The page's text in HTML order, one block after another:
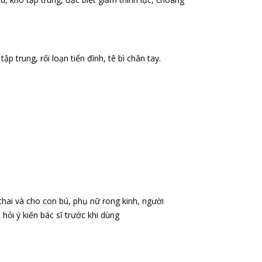
trung, rối loạn tiển đình, tê bì chân tay.
và cho con bú, phụ nữ rong kinh, người
ý kiến bác sĩ trước khi dùng